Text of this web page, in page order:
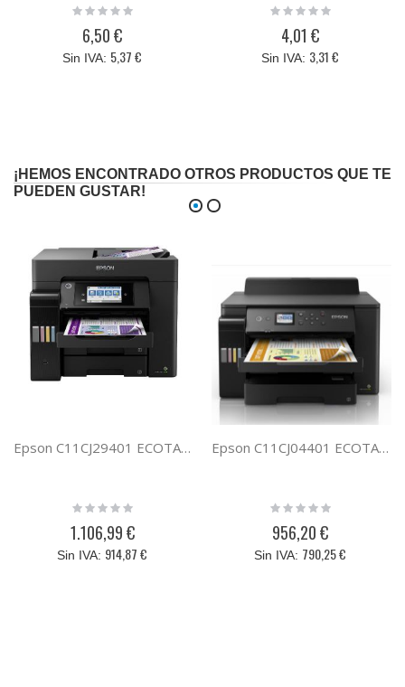
Rating:
6,50 €
5,37 €
Rating:
4,01 €
3,31 €
¡HEMOS ENCONTRADO OTROS PRODUCTOS QUE TE
PUEDEN GUSTAR!
Epson C11CJ29401 ECOTANK ET-5850
Rating:
1.106,99 €
914,87 €
Epson C11CJ04401 ECOTANK ET-16150
Rating:
956,20 €
790,25 €